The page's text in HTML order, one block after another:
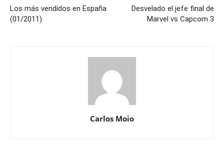
Los más vendidos en España
(01/2011)
Desvelado el jefe final de
Marvel vs Capcom 3
Carlos Moio